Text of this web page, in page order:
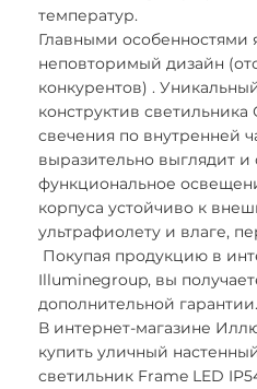
температур.
Главными особенностями
неповторимый дизайн
конкурентов) .
конструктив
свечения по внутренней
выразительно выглядит и
функциональное
корпуса устойчиво к
ультрафиолету и влаге,
Покупая продукцию в
Illuminegroup, вы
дополнительной гарантии.
В интернет-магазине
купить уличный
светильник Frame LED